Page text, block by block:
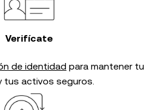
Verifícate
de identidad para mantener tu
tus activos seguros.